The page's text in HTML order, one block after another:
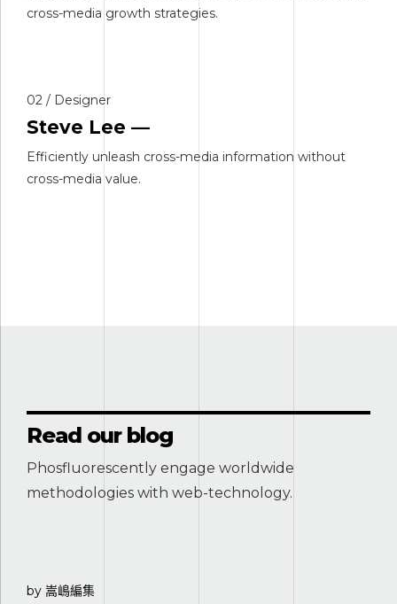
cross-media growth strategies.
02 / Designer
Steve Lee —
Efficiently unleash cross-media information without
cross-media value.
Read our blog
Phosfluorescently engage worldwide
methodologies with web-technology.
by 嵩嶋編集